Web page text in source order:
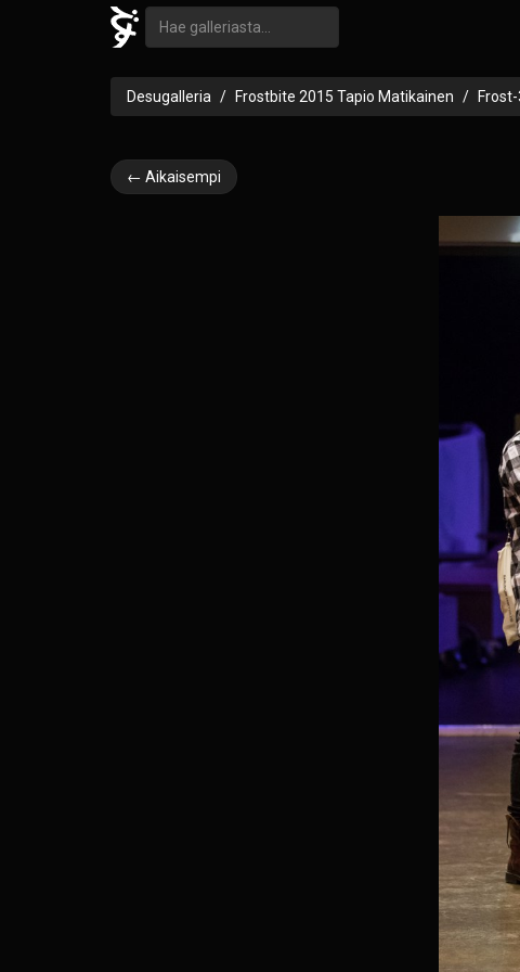
Desugalleria Frostbite 2015 Tapio Matikainen
← Aikaisempi